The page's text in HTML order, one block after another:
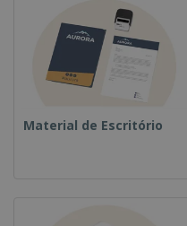
Material de Escritório